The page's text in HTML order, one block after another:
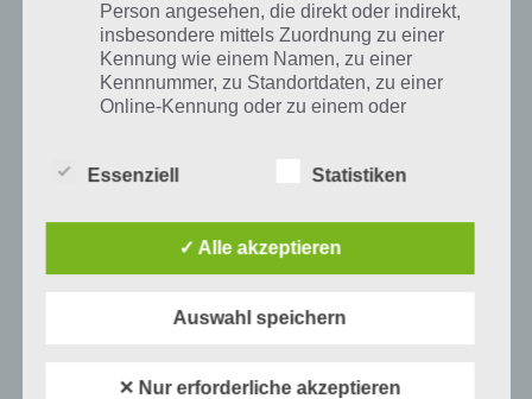
Mehr Artikel hier auf Touchportal
KOMMENTAR
Person angesehen, die direkt oder indirekt,
insbesondere mittels Zuordnung zu einer
Kennung wie einem Namen, zu einer
Kennnummer, zu Standortdaten, zu einer
Online-Kennung oder zu einem oder
genetischen, psychischen, wirtschaftlichen,
natürlichen Person sind, identifiziert werden
b) betroffene Person
Betroffene Person ist jede identifizierte oder
Essenziell Statistiken
✓ Alle akzeptieren
Auswahl speichern
✕ Nur erforderliche akzeptieren